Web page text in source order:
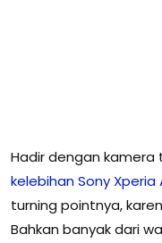
Hadir dengan kamera
kelebihanSony Xperia
turning pointnya,
Bahkan banyak dari